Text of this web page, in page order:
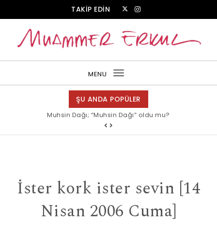
TAKİP EDİN
MENU
Toggle
navigation
ŞU ANDA POPÜLER
Muhsin Dağı; “Muhsin Dağı” oldu mu?
İster kork ister sevin [14
Nisan 2006 Cuma]